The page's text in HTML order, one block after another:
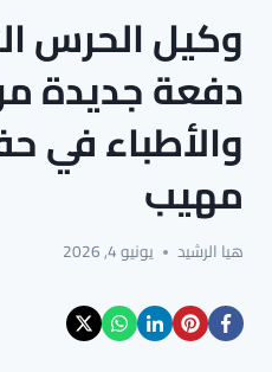
وكيل الحرس
دفعة جديدة
والأطباء في
مهيب
هيا الرشيد يونيو 4, 2026